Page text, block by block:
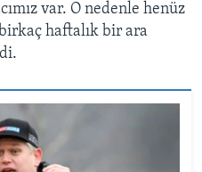
var. O nedenle henüz
haftalık bir ara